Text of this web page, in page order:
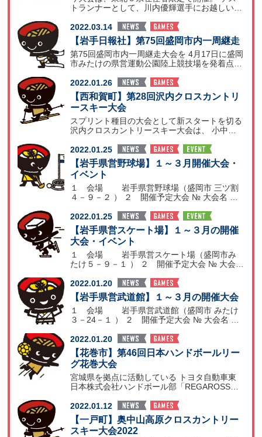
トランナーとして、川内優輝選手にお越しいた
2022.03.14
【岩手日報社】第75回盛岡市内一周継走
第75回盛岡市内一周継走大会を 4月17日に盛岡
市みたけの県営運動公園陸上競技場を発着点と
2022.01.26
【西和賀町】第28回沢内クロスカントリ
ースキー大会
スプリント種目の大会として新スタートを切る
沢内クロスカントリースキー大会は、 小中学
2022.01.25
【岩手県営野球場】１～３月開催大会・
イベント
１ 会場 岩手県営野球場（盛岡市 三ツ割
４－９－２ ） ２ 開催予定大会 № 大会名 開
2022.01.25
【岩手県営スケート場】１～３月の開催
大会・イベント
１ 会場 岩手県営スケート場（盛岡市み
たけ５－９－１ ） ２ 開催予定大会 № 大会名
2022.01.20
【岩手県営武道館】１～３月の開催大会
１ 会場 岩手県営武道館（盛岡市 みたけ
３－24－１ ） ２ 開催予定大会 № 大会名 開
2022.01.20
【花巻市】第46回日本ハンドボールリー
グ花巻大会
宮城県を拠点に活動している トヨタ自動車東
日本株式会社ハンドボール部「REGAROSSO
2022.01.12
【一戸町】奥中山高原クロスカントリー
スキー大会2022